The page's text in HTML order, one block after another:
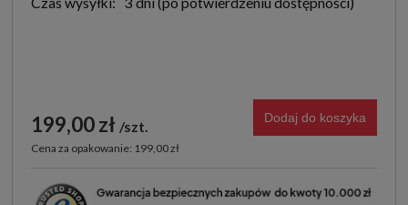
199,00 zł szt.
Cena za opakowanie: 199,00 zł
Dodaj do koszyka